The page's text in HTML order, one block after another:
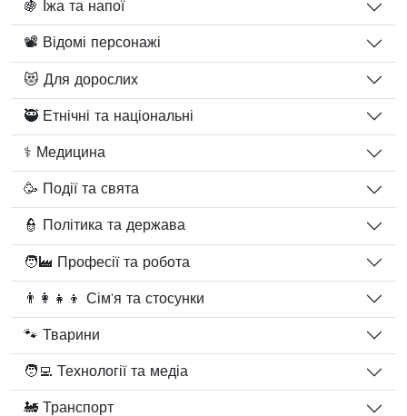
🍇 Їжа та напої
📽️ Відомі персонажі
😻 Для дорослих
🥷 Етнічні та національні
⚕️ Медицина
🥳 Події та свята
👮 Політика та держава
🧑‍🏭 Професії та робота
👨‍👩‍👧‍👦 Сім'я та стосунки
🐾 Тварини
🧑‍💻 Технології та медіа
🚂 Транспорт